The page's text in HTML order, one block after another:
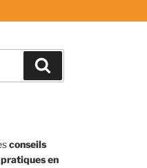
conseils
en